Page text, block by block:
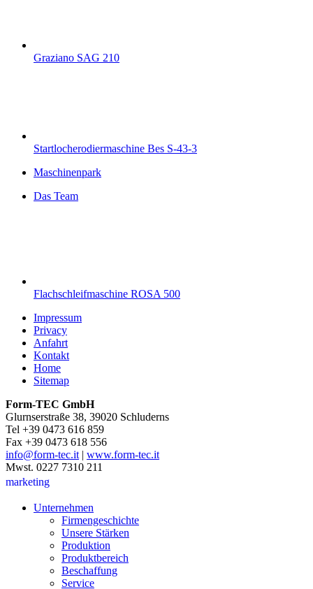
Graziano SAG 210
Startlocherodiermaschine Bes S-43-3
Maschinenpark
Das Team
Flachschleifmaschine ROSA 500
Impressum
Privacy
Anfahrt
Kontakt
Home
Sitemap
Form-TEC GmbH
Glurnserstraße 38, 39020 Schluderns
Tel +39 0473 616 859
Fax +39 0473 618 556
info@form-tec.it | www.form-tec.it
Mwst. 0227 7310 211
marketing
Unternehmen
Firmengeschichte
Unsere Stärken
Produktion
Produktbereich
Beschaffung
Service